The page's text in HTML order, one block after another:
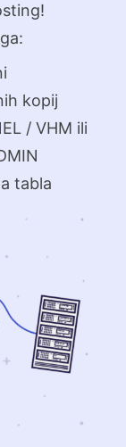
kopij
/ VHM ili
tabla